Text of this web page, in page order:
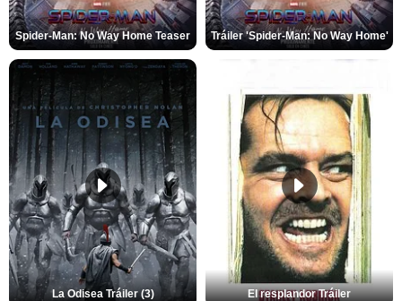
Spider-Man: No Way Home Teaser Tráiler 'Spider-Man: No Way Home'
La Odisea Tráiler (3) El resplandor Tráiler